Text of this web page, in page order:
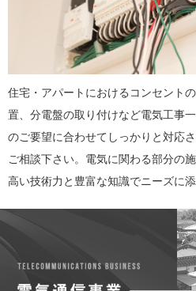
住宅・アパートにおけるコンセント
置、分電盤の取り付けなど電気工事
のご要望に合わせてしっかりと対応
ご相談下さい。電気に関わる部分の
高い技術力と豊富な知識でニーズに